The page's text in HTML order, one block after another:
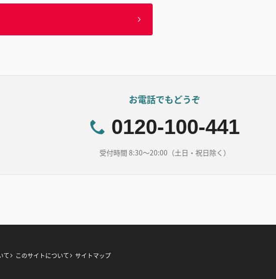
お電話でもどうぞ
0120-100-441
受付時間 8:30～20:00（土日・祝日除く）
て このサイトについて サイトマップ